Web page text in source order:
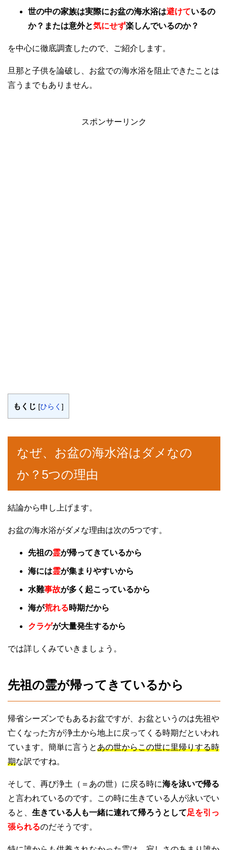
世の中の家族は実際にお盆の海水浴は避けているの
か？または意外と気にせず楽しんでいるのか？
を中心に徹底調査したので、ご紹介します。
旦那と子供を論破し、お盆での海水浴を阻止できたことは
言うまでもありません。
スポンサーリンク
もくじ [ひらく ]
なぜ、お盆の海水浴はダメなの
か？5つの理由
結論から申し上げます。
お盆の海水浴がダメな理由は次の5つです。
先祖の霊が帰ってきているから
海には霊が集まりやすいから
水難事故が多く起こっているから
海が荒れる時期だから
クラゲが大量発生するから
では詳しくみていきましょう。
先祖の霊が帰ってきているから
帰省シーズンでもあるお盆ですが、お盆というのは先祖や
亡くなった方が浄土から地上に戻ってくる時期だといわれ
ています。簡単に言うとあの世からこの世に里帰りする時
期な訳ですね。
そして、再び浄土（＝あの世）に戻る時に海を泳いで帰る
と言われているのです。この時に生きている人が泳いでい
ると、 生きている人も一緒に連れて帰ろうとして足を引っ
張られるのだそうです。